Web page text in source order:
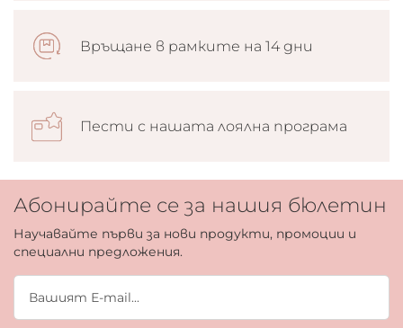
Връщане в рамките на 14 дни
Пести с нашата лоялна програма
Абонирайте се за нашия бюлетин
Научавайте първи за нови продукти, промоции и
специални предложения.